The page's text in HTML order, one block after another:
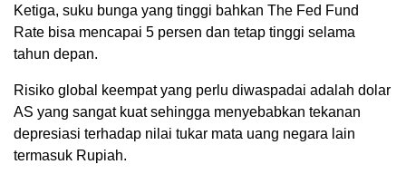
Ketiga, suku bunga yang tinggi bahkan The Fed Fund
Rate bisa mencapai 5 persen dan tetap tinggi selama
tahun depan.
Risiko global keempat yang perlu diwaspadai adalah dolar
AS yang sangat kuat sehingga menyebabkan tekanan
depresiasi terhadap nilai tukar mata uang negara lain
termasuk Rupiah.